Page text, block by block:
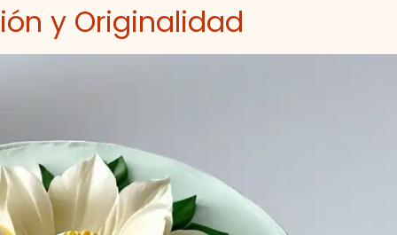
y Originalidad